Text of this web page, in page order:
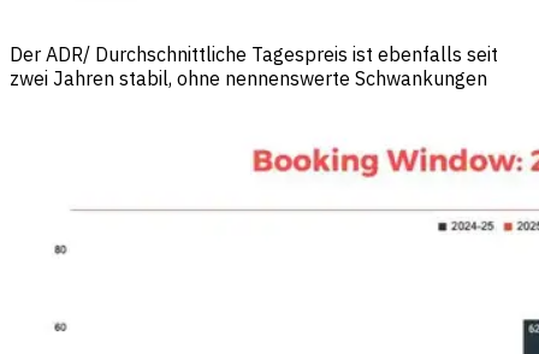
Der ADR/ Durchschnittliche Tagespreis ist ebenfalls seit
zwei Jahren stabil, ohne nennenswerte Schwankungen